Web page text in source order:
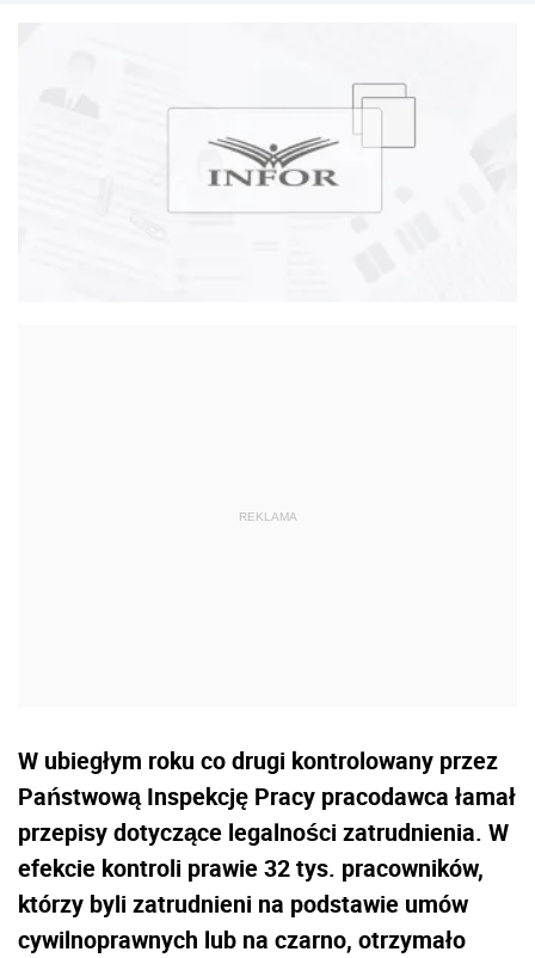
W ubiegłym roku co drugi kontrolowany przez
Państwową Inspekcję Pracy pracodawca łamał
przepisy dotyczące legalności zatrudnienia. W
efekcie kontroli prawie 32 tys. pracowników,
którzy byli zatrudnieni na podstawie umów
cywilnoprawnych lub na czarno, otrzymało